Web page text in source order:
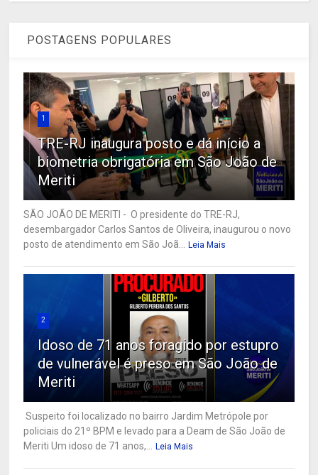
POSTAGENS POPULARES
1
TRE-RJ inaugura posto e dá início a
biometria obrigatória em São João de
Meriti
SÃO JOÃO DE MERITI - O presidente do TRE-RJ,
desembargador Carlos Santos de Oliveira, inaugurou o novo
posto de atendimento em São Joã... Leia Mais
2
Idoso de 71 anos foragido por estupro
de vulnerável é preso em São João de
Meriti
Suspeito foi localizado no bairro Jardim Metrópole por
policiais do 21º BPM e levado para a Deam de São João de
Meriti Um idoso de 71 anos,... Leia Mais